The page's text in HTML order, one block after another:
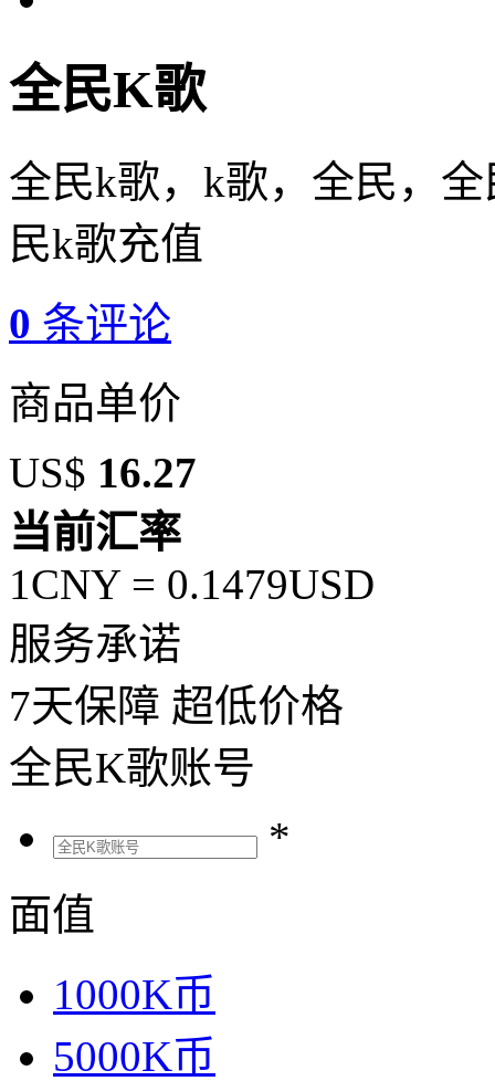
全民K歌
全民k歌，k歌，全民，
民k歌充值
0 条评论
商品单价
US$ 16.27
当前汇率
1CNY = 0.1479USD
服务承诺
7天保障 超低价格
全民K歌账号
*
面值
1000K币
5000K币